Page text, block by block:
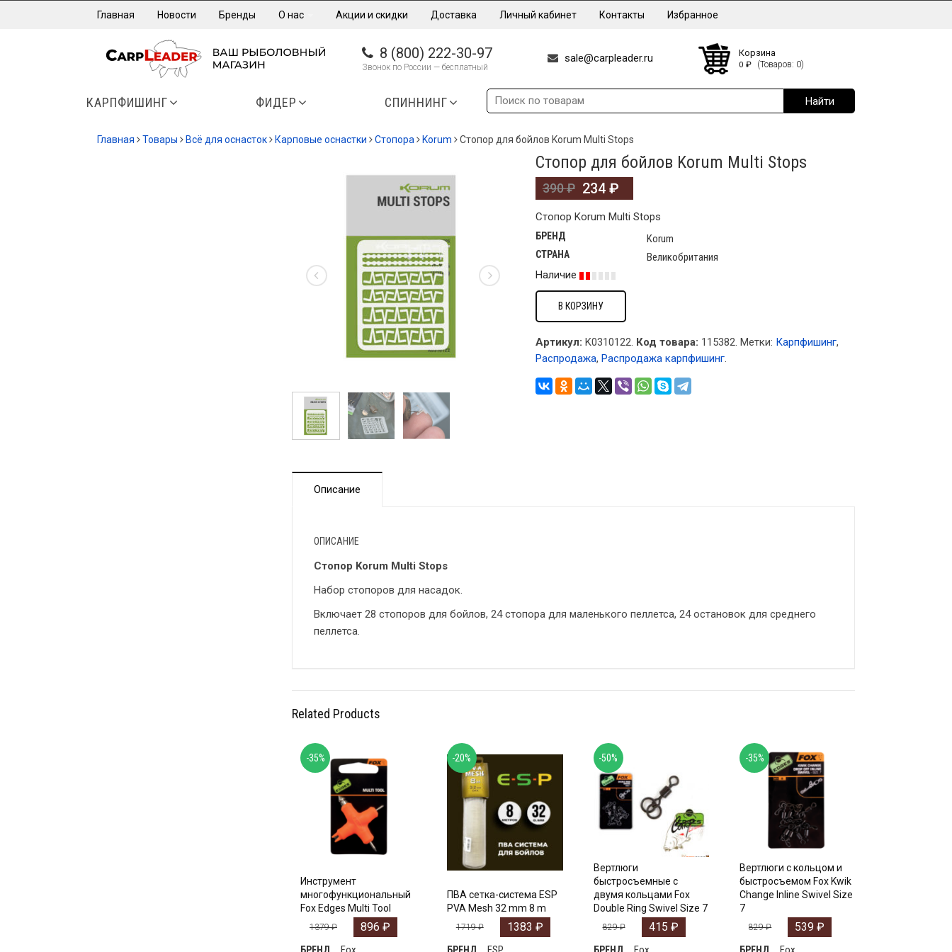
Главная Новости Бренды О нас Акции и скидки Доставка Личный кабинет Контакты Избранное
8 (800) 222-30-97
Звонок по России — бесплатный
sale@carpleader.ru Корзина
0 ₽ (Товаров: 0)
КАРПФИШИНГ ФИДЕР СПИННИНГ
Главная Товары Всё для оснасток Карповые оснастки Стопора Korum Стопор для бойлов Korum Multi Stops
Стопор для бойлов Korum Multi Stops
390₽ 234 ₽
Стопор Korum Multi Stops
БРЕНД Korum
СТРАНА
Великобритания
Наличие
В КОРЗИНУ
Артикул: K0310122. Код товара: 115382. Метки: Карпфишинг,
Распродажа, Распродажа карпфишинг.
Описание
ОПИСАНИЕ
Стопор Korum Multi Stops
Набор стопоров для насадок.
Включает 28 стопоров для бойлов, 24 стопора для маленького пеллетса, 24 остановок для среднего
пеллетса.
Related Products
Инструмент
многофункциональный
Fox Edges Multi Tool
1379₽ 896 ₽
БРЕНД
-35%
ПВА сетка-система ESP
PVA Mesh 32 mm 8 m
1719₽ 1383 ₽
БРЕНД
-20%
Вертлюги
быстросъемные с
двумя кольцами Fox
Double Ring Swivel Size 7
829₽ 415 ₽
БРЕНД
-50%
Вертлюги с кольцом и
быстросъемом Fox Kwik
Change Inline Swivel Size
7
829₽ 539₽
БРЕНД
-35%